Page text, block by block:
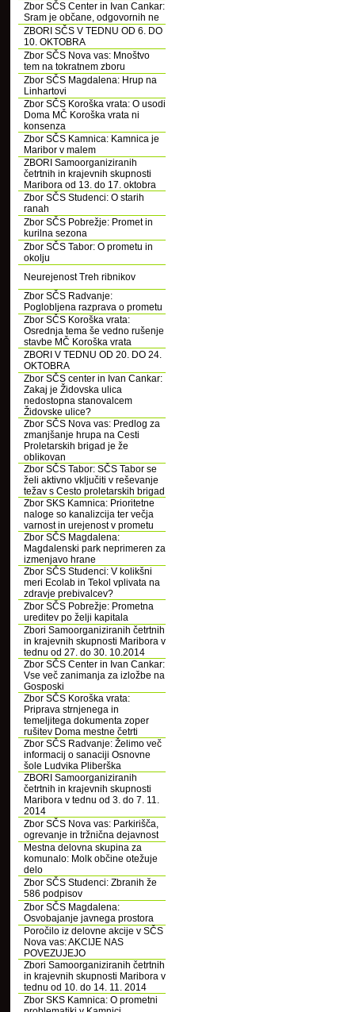
Zbor SČS Center in Ivan Cankar:
Sram je občane, odgovornih ne
ZBORI SČS V TEDNU OD 6. DO
10. OKTOBRA
Zbor SČS Nova vas: Mnoštvo
tem na tokratnem zboru
Zbor SČS Magdalena: Hrup na
Linhartovi
Zbor SČS Koroška vrata: O usodi
Doma MČ Koroška vrata ni
konsenza
Zbor SČS Kamnica: Kamnica je
Maribor v malem
ZBORI Samoorganiziranih
četrtnih in krajevnih skupnosti
Maribora od 13. do 17. oktobra
Zbor SČS Studenci: O starih
ranah
Zbor SČS Pobrežje: Promet in
kurilna sezona
Zbor SČS Tabor: O prometu in
okolju
Neurejenost Treh ribnikov
Zbor SČS Radvanje:
Poglobljena razprava o prometu
Zbor SČS Koroška vrata:
Osrednja tema še vedno rušenje
stavbe MČ Koroška vrata
ZBORI V TEDNU OD 20. DO 24.
OKTOBRA
Zbor SČS center in Ivan Cankar:
Zakaj je Židovska ulica
nedostopna stanovalcem
Židovske ulice?
Zbor SČS Nova vas: Predlog za
zmanjšanje hrupa na Cesti
Proletarskih brigad je že
oblikovan
Zbor SČS Tabor: SČS Tabor se
želi aktivno vključiti v reševanje
težav s Cesto proletarskih brigad
Zbor SKS Kamnica: Prioritetne
naloge so kanalizcija ter večja
varnost in urejenost v prometu
Zbor SČS Magdalena:
Magdalenski park neprimeren za
izmenjavo hrane
Zbor SČS Studenci: V kolikšni
meri Ecolab in Tekol vplivata na
zdravje prebivalcev?
Zbor SČS Pobrežje: Prometna
ureditev po želji kapitala
Zbori Samoorganiziranih četrtnih
in krajevnih skupnosti Maribora v
tednu od 27. do 30. 10.2014
Zbor SČS Center in Ivan Cankar:
Vse več zanimanja za izložbe na
Gosposki
Zbor SČS Koroška vrata:
Priprava strnjenega in
temeljitega dokumenta zoper
rušitev Doma mestne četrti
Zbor SČS Radvanje: Želimo več
informacij o sanaciji Osnovne
šole Ludvika Pliberška
ZBORI Samoorganiziranih
četrtnih in krajevnih skupnosti
Maribora v tednu od 3. do 7. 11.
2014
Zbor SČS Nova vas: Parkirišča,
ogrevanje in tržnična dejavnost
Mestna delovna skupina za
komunalo: Molk občine otežuje
delo
Zbor SČS Studenci: Zbranih že
586 podpisov
Zbor SČS Magdalena:
Osvobajanje javnega prostora
Poročilo iz delovne akcije v SČS
Nova vas: AKCIJE NAS
POVEZUJEJO
Zbori Samoorganiziranih četrtnih
in krajevnih skupnosti Maribora v
tednu od 10. do 14. 11. 2014
Zbor SKS Kamnica: O prometni